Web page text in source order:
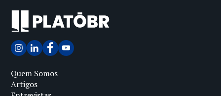
Quem Somos
Artigos